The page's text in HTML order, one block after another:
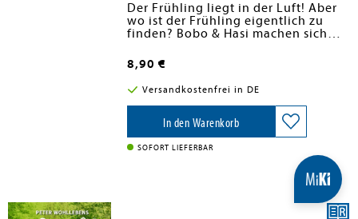
Der Frühling liegt in der Luft! Aber
wo ist der Frühling eigentlich zu
finden? Bobo & Hasi machen sich
finden sie ihn im Garten - wo die
ersten Krokusse blühen!
Monaten für Kinder, die die Natur
entdecken lernen. Mit Bobo & Hasi
erleben Kleinkinder ab 1 Jahr neue
und bereits bekannte
Alltagssituationen immer wieder
und genießen erste kurze
Vorlesemomente. Mit stabilen
Pappseiten für kleine Kinderhände
8,90 €
Versandkostenfrei in DE
In den Warenkorb
SOFORT LIEFERBAR